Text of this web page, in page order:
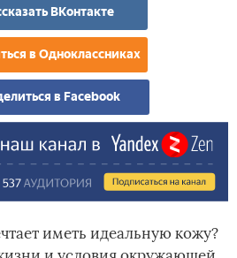
ВКонтакте
в Одноклассниках
в Facebook
иметь идеальную кожу?